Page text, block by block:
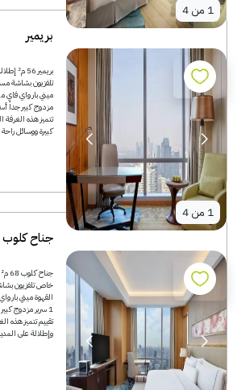
1 من4
1 من4
بريمير
تلفزيون بشاشة
تتميز هذه الغرفة
كبيرة ووسائل
جناح كلوب
خاص تلفزيون
تقييم تتميز هذه
وإطلالة على